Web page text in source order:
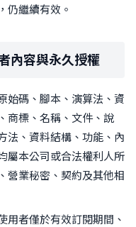
仍繼續有效。
內容與永久授權
始碼、腳本、演算法、資
商標、名稱、文件、說
法、資料結構、功能、內
屬本公司或合法權利人所
營業秘密、契約及其他相
用者僅於有效訂閱期間、